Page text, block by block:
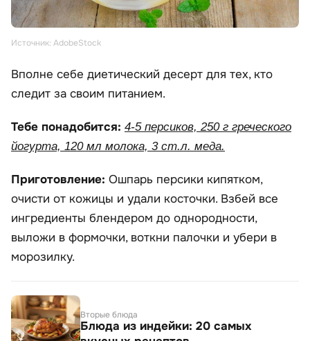
Источник: AdobeStock
Вполне себе диетический десерт для тех, кто
следит за своим питанием.
Тебе понадобится: 4-5 персиков, 250 г греческого
йогурта, 120 мл молока, 3 ст.л. меда.
Приготовление: Ошпарь персики кипятком,
очисти от кожицы и удали косточки. Взбей все
ингредиенты блендером до однородности,
выложи в формочки, воткни палочки и убери в
морозилку.
Вторые блюда
Блюда из индейки: 20 самых